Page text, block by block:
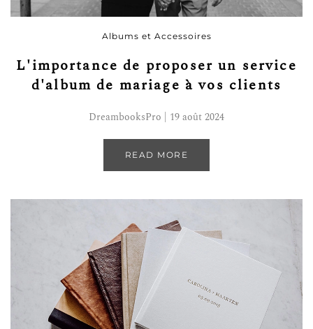
Albums et Accessoires
L'importance de proposer un service
d'album de mariage à vos clients
DreambooksPro | 19 août 2024
READ MORE